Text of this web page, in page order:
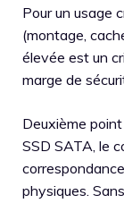
Pour un usage
(montage,
élevée est un
marge de
Deuxième point
SSD SATA, le
physiques.